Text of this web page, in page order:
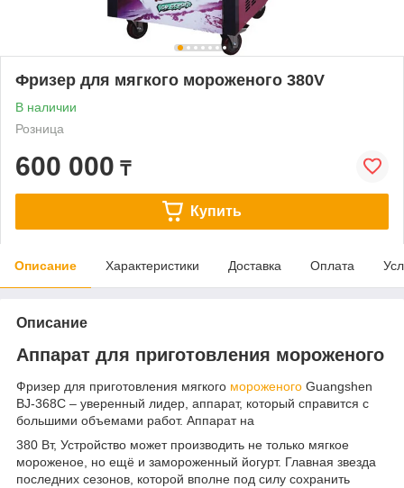
Фризер для мягкого мороженого 380V
В наличии
Розница
600 000 ₸
Купить
Описание Характеристики Доставка Оплата
Описание
Аппарат для приготовления мороженого
Фризер для приготовления мягкого мороженого Guangshen
BJ-368C – уверенный лидер, аппарат, который справится с
большими объемами работ. Аппарат на
380 Вт, Устройство может производить не только мягкое
мороженое, но ещё и замороженный йогурт. Главная звезда
последних сезонов, которой вполне под силу сохранить